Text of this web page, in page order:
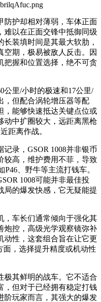
防护却相对薄弱，车体正面
难以在正面交锋中抵御同级
装填时间是其最大软肋，
空期，极易被敌人反击。因
把握和位置选择，绝不可贪
公里/小时的极速和17公里/
，但配合涡轮增压器等配
，能够快速抵达关键点位或
动中扩圈较大，远距离黑枪
距离作战。
录，GSOR 1008并非银币
较高，维护费用不菲，导致
、野牛等主流打钱车。
1008可能并非最佳投
局的爆发快感，它无疑能提
，车长们通常倾向于强化其
炮控，高级光学观察镜弥补
动性，这套组合旨在让它更
面，选择提升精度或机动性
极其鲜明的战车。它不适合
，但对于已经拥有稳定打钱
阶玩家而言，其强大的爆发